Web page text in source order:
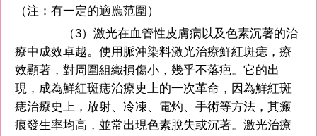
（注：有一定的適應范圍）
（3）激光在血管性皮膚病以及色素沉著的治
療中成效卓越。使用脈沖染料激光治療鮮紅斑痣，療
效顯著，對周圍組織損傷小，幾乎不落疤。它的出
現，成為鮮紅斑痣治療史上的一次革命，因為鮮紅斑
痣治療史上，放射、冷凍、電灼、手術等方法，其瘢
痕發生率均高，並常出現色素脫失或沉著。激光治療